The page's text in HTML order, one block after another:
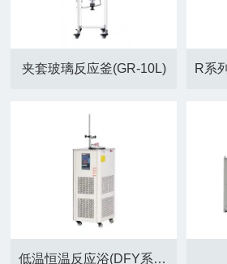
夹套玻璃反应釜(GR-10L)
低温恒温反应浴(DFY系列)